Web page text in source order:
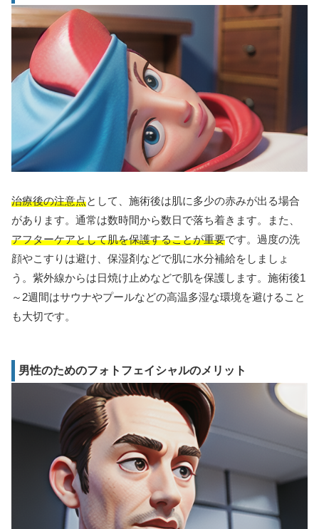
治療後の注意点として、施術後は肌に多少の赤みが出る場合
があります。通常は数時間から数日で落ち着きます。また、
アフターケアとして肌を保護することが重要です。過度の洗
顔やこすりは避け、保湿剤などで肌に水分補給をしましょ
う。紫外線からは日焼け止めなどで肌を保護します。施術後1
～2週間はサウナやプールなどの高温多湿な環境を避けること
も大切です。
男性のためのフォトフェイシャルのメリット